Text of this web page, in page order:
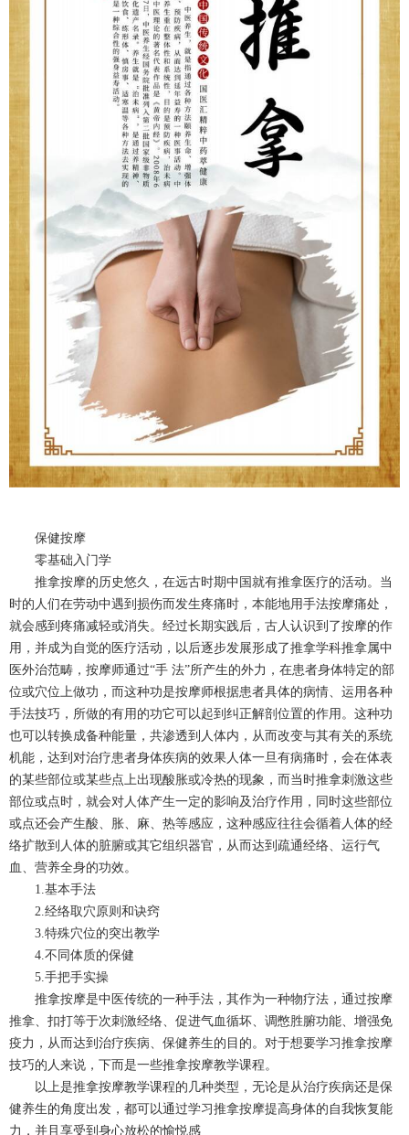
保健按摩
零基础入门学
推拿按摩的历史悠久，在远古时期中国就有推拿医疗的活动。当
时的人们在劳动中遇到损伤而发生疼痛时，本能地用手法按摩痛处，
就会感到疼痛减轻或消失。经过长期实践后，古人认识到了按摩的作
用，并成为自觉的医疗活动，以后逐步发展形成了推拿学科推拿属中
医外治范畴，按摩师通过“手 法”所产生的外力，在患者身体特定的部
位或穴位上做功，而这种功是按摩师根据患者具体的病情、运用各种
手法技巧，所做的有用的功它可以起到纠正解剖位置的作用。这种功
也可以转换成备种能量，共渗透到人体内，从而改变与其有关的系统
机能，达到对治疗患者身体疾病的效果人体一旦有病痛时，会在体表
的某些部位或某些点上出现酸胀或冷热的现象，而当时推拿刺激这些
部位或点时，就会对人体产生一定的影响及治疗作用，同时这些部位
或点还会产生酸、胀、麻、热等感应，这种感应往往会循着人体的经
络扩散到人体的脏腑或其它组织器官，从而达到疏通经络、运行气
血、营养全身的功效。
1.基本手法
2.经络取穴原则和诀窍
3.特殊穴位的突出教学
4.不同体质的保健
5.手把手实操
推拿按摩是中医传统的一种手法，其作为一种物疗法，通过按摩
推拿、扣打等于次刺激经络、促进气血循坏、调憋胜腑功能、增强免
疫力，从而达到治疗疾病、保健养生的目的。对于想要学习推拿按摩
技巧的人来说，下而是一些推拿按摩教学课程。
以上是推拿按摩教学课程的几种类型，无论是从治疗疾病还是保
健养生的角度出发，都可以通过学习推拿按摩提高身体的自我恢复能
力，并且享受到身心放松的愉悦感